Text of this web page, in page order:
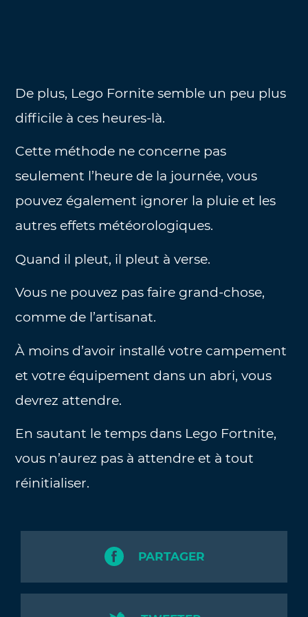
De plus, Lego Fornite semble un peu plus
difficile à ces heures-là.
Cette méthode ne concerne pas
seulement l’heure de la journée, vous
pouvez également ignorer la pluie et les
autres effets météorologiques.
Quand il pleut, il pleut à verse.
Vous ne pouvez pas faire grand-chose,
comme de l’artisanat.
À moins d’avoir installé votre campement
et votre équipement dans un abri, vous
devrez attendre.
En sautant le temps dans Lego Fortnite,
vous n’aurez pas à attendre et à tout
réinitialiser.
PARTAGER